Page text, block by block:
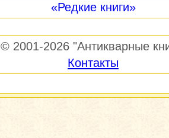
«Редкие книги»
© 2001-2026 "Антикварные
Контакты